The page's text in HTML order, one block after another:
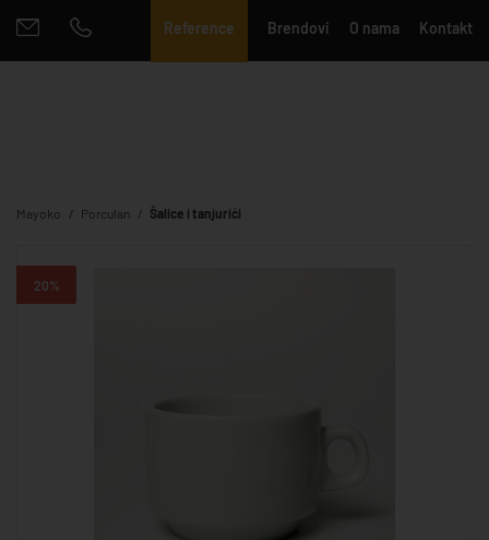
Reference Brendovi O nama Kontakt
Mayoko Porculan Šalice i tanjurići
20%